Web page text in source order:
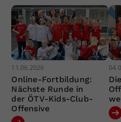
11.06.2026
Online-Fortbildung:
Nächste Runde in
der ÖTV-Kids-Club-
Offensive